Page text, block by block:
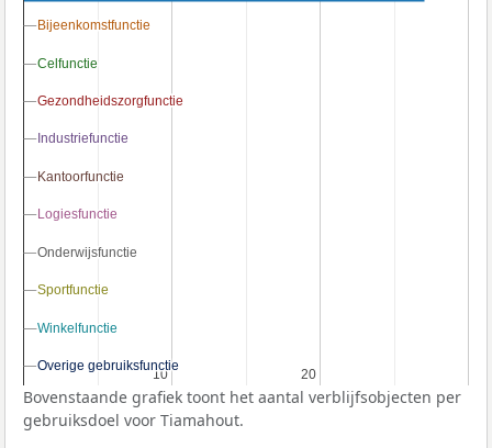
10
10 20
20
Bijeenkomstfunctie
Bijeenkomstfunctie
Celfunctie
Celfunctie
Gezondheidszorgfunctie
Gezondheidszorgfunctie
Industriefunctie
Industriefunctie
Kantoorfunctie
Kantoorfunctie
Logiesfunctie
Logiesfunctie
Onderwijsfunctie
Onderwijsfunctie
Sportfunctie
Sportfunctie
Winkelfunctie
Winkelfunctie
Overige gebruiksfunctie
Overige gebruiksfunctie
Bovenstaande grafiek toont het aantal verblijfsobjecten per
gebruiksdoel voor Tiamahout.